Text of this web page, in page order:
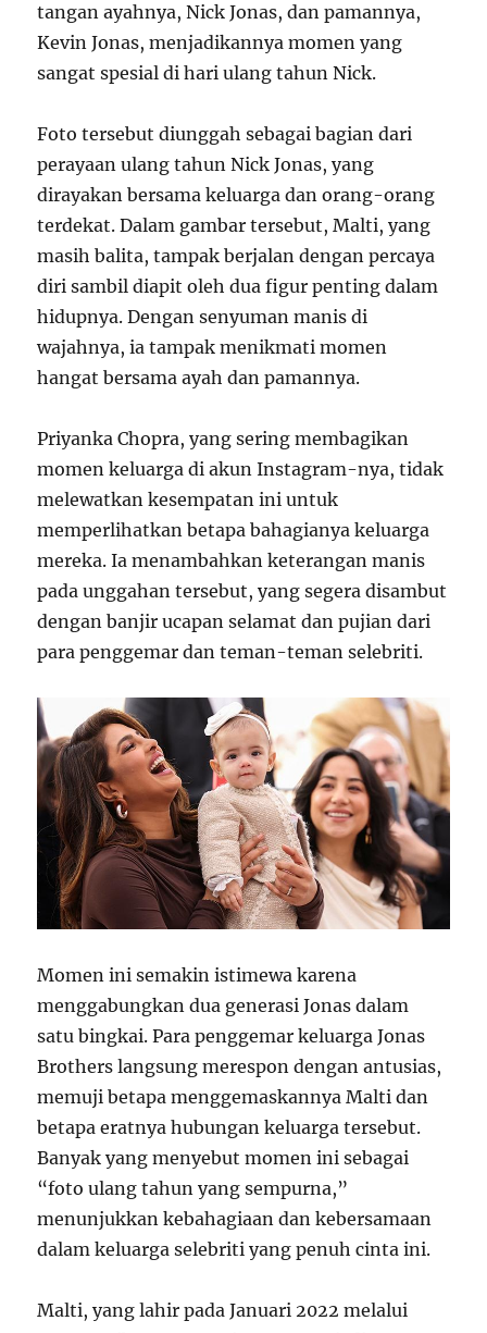
tangan ayahnya, Nick Jonas, dan pamannya,
Kevin Jonas, menjadikannya momen yang
sangat spesial di hari ulang tahun Nick.
Foto tersebut diunggah sebagai bagian dari
perayaan ulang tahun Nick Jonas, yang
dirayakan bersama keluarga dan orang-orang
terdekat. Dalam gambar tersebut, Malti, yang
masih balita, tampak berjalan dengan percaya
diri sambil diapit oleh dua figur penting dalam
hidupnya. Dengan senyuman manis di
wajahnya, ia tampak menikmati momen
hangat bersama ayah dan pamannya.
Priyanka Chopra, yang sering membagikan
momen keluarga di akun Instagram-nya, tidak
melewatkan kesempatan ini untuk
memperlihatkan betapa bahagianya keluarga
mereka. Ia menambahkan keterangan manis
pada unggahan tersebut, yang segera disambut
dengan banjir ucapan selamat dan pujian dari
para penggemar dan teman-teman selebriti.
Momen ini semakin istimewa karena
menggabungkan dua generasi Jonas dalam
satu bingkai. Para penggemar keluarga Jonas
Brothers langsung merespon dengan antusias,
memuji betapa menggemaskannya Malti dan
betapa eratnya hubungan keluarga tersebut.
Banyak yang menyebut momen ini sebagai
“foto ulang tahun yang sempurna,”
menunjukkan kebahagiaan dan kebersamaan
dalam keluarga selebriti yang penuh cinta ini.
Malti, yang lahir pada Januari 2022 melalui